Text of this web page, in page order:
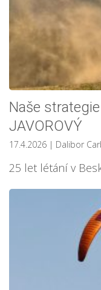
Naše
JAVOROVÝ
17.4.2026 | Dalibor
25 let létání v